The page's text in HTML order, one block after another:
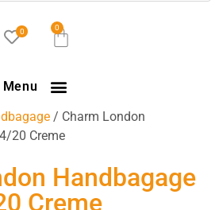
0 0
Menu
/ Charm London
20 Creme
Handbagage
Creme